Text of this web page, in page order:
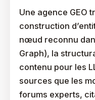
Une agence GEO
construction
nœud reconnu
Graph), la
contenu pour les
sources que les
forums experts,